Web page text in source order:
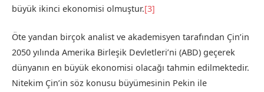
büyük ikinci ekonomisi olmuştur.[3]
Öte yandan birçok analist ve akademisyen tarafından Çin’in
2050 yılında Amerika Birleşik Devletleri’ni (ABD) geçerek
dünyanın en büyük ekonomisi olacağı tahmin edilmektedir.
Nitekim Çin’in söz konusu büyümesinin Pekin ile